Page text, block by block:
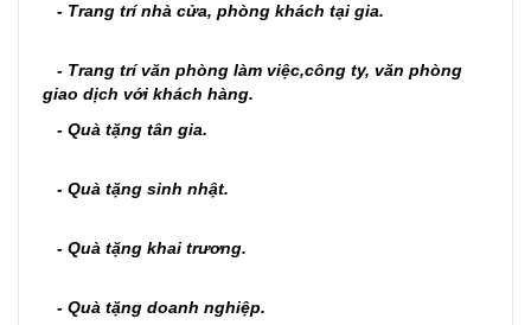
- Trang trí nhà cửa, phòng khách tại gia.
- Trang trí văn phòng làm việc,công ty, văn phòng
giao dịch với khách hàng.
- Quà tặng tân gia.
- Quà tặng sinh nhật.
- Quà tặng khai trương.
- Quà tặng doanh nghiệp.